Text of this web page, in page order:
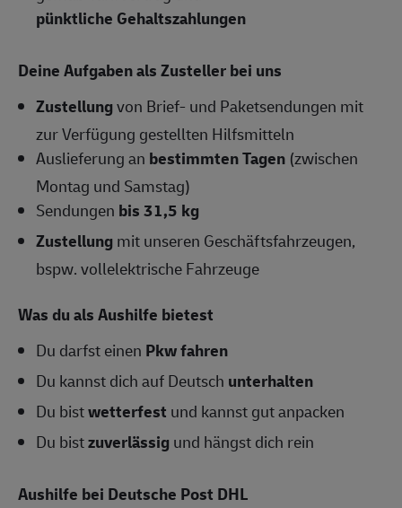
pünktliche Gehaltszahlungen
Deine Aufgaben als Zusteller bei uns
Zustellungvon Brief- und Paketsendungen mit
zur Verfügung gestellten Hilfsmitteln
Auslieferung an bestimmten Tagen (zwischen
Montag und Samstag)
Sendungen bis 31,5 kg
Zustellungmit unseren Geschäftsfahrzeugen,
bspw. vollelektrische Fahrzeuge
Was du als Aushilfe bietest
Du darfst einen Pkw fahren
Du kannst dich auf Deutsch unterhalten
Du bistwetterfest und kannst gut anpacken
Du bistzuverlässigund hängst dich rein
Aushilfe bei Deutsche Post DHL